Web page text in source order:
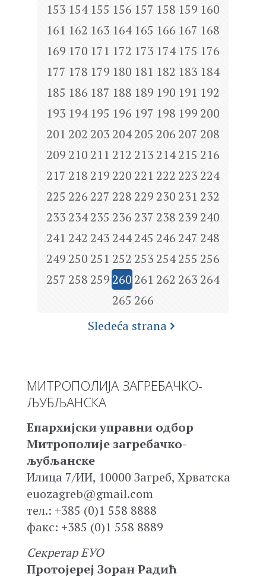
153 154 155 156 157 158 159 160
161 162 163 164 165 166 167 168
169 170 171 172 173 174 175 176
177 178 179 180 181 182 183 184
185 186 187 188 189 190 191 192
193 194 195 196 197 198 199 200
201 202 203 204205 206 207 208
209 210 211 212 213 214215 216
217 218 219 220 221 222 223 224
225 226 227 228 229 230 231 232
233 234235 236 237 238 239 240
241 242 243 244245 246 247 248
249 250 251 252 253 254255 256
257 258 259 260 261 262 263 264
265 266
Sledeća strana
МИТРОПОЛИЈА ЗАГРЕБАЧКО-
ЉУБЉАНСКА
Епархијски управни одбор
Митрополије загребачко-
љубљанске
Илица 7/ИИ, 10000 Загреб, Хрватска
euozagreb@gmail.com
тел.: +385 (0)1 558 8888
факс: +385 (0)1 558 8889
Секретар ЕУО
Протојереј Зоран Радић